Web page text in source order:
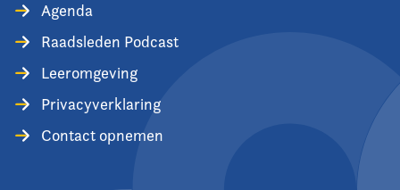
Agenda
Raadsleden Podcast
Leeromgeving
Privacyverklaring
Contact opnemen